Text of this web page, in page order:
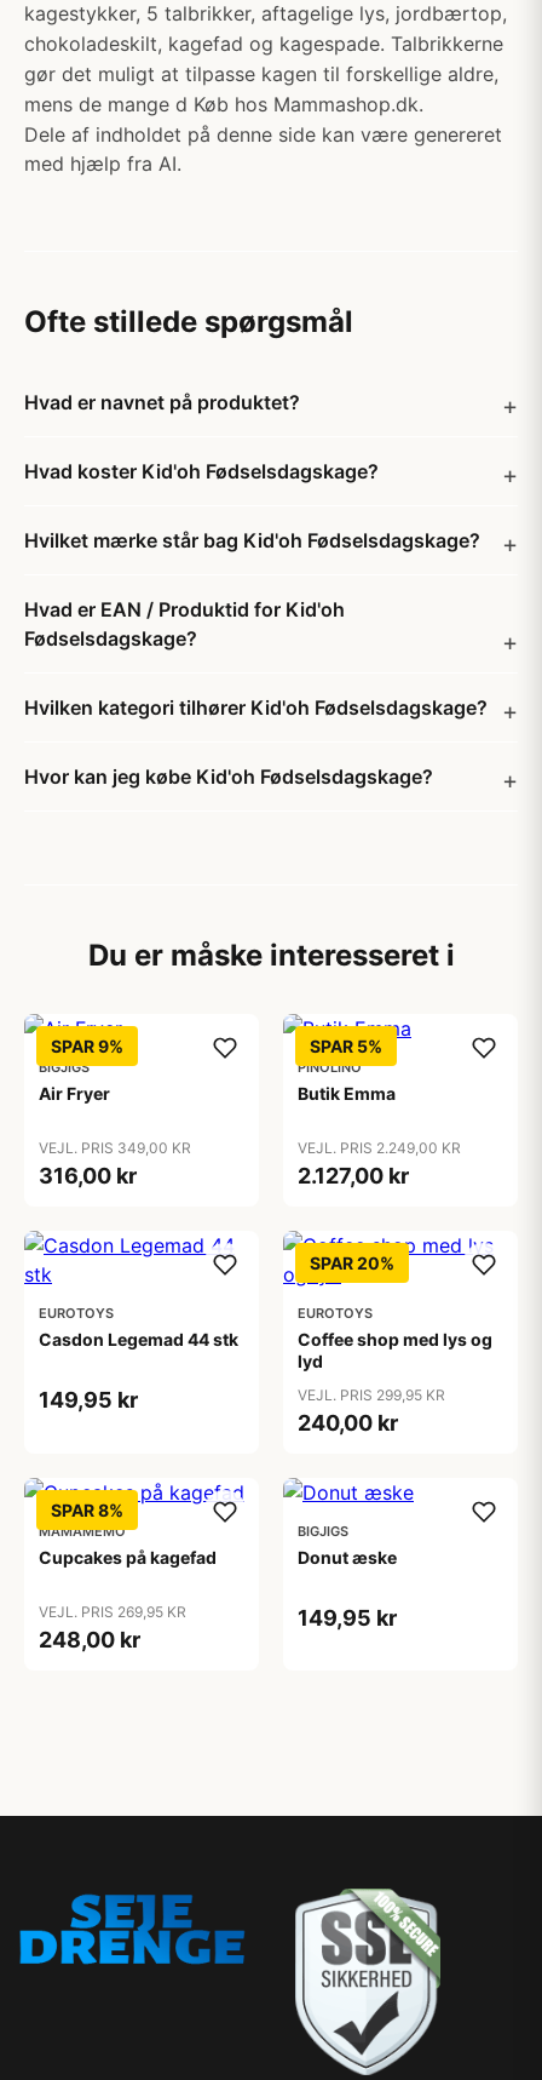
kagestykker, 5 talbrikker, aftagelige lys, jordbærtop,
chokoladeskilt, kagefad og kagespade. Talbrikkerne
gør det muligt at tilpasse kagen til forskellige aldre,
mens de mange d Køb hos Mammashop.dk.
Dele af indholdet på denne side kan være genereret
med hjælp fra AI.
Ofte stillede spørgsmål
Hvad er navnet på produktet?
Hvad koster Kid'oh Fødselsdagskage?
Hvilket mærke står bag Kid'oh Fødselsdagskage?
Hvad er EAN / Produktid for Kid'oh
Fødselsdagskage?
Hvilken kategori tilhører Kid'oh Fødselsdagskage?
Hvor kan jeg købe Kid'oh Fødselsdagskage?
Du er måske interesseret i
SPAR 9%
BIGJIGS
Air Fryer
VEJL. PRIS 349,00 KR
316,00 kr
SPAR 5%
PINOLINO
Butik Emma
VEJL. PRIS 2.249,00 KR
2.127,00 kr
EUROTOYS
Casdon Legemad 44 stk
149,95 kr
SPAR 20%
EUROTOYS
Coffee shop med lys og
lyd
VEJL. PRIS 299,95 KR
240,00 kr
SPAR 8%
MAMAMEMO
Cupcakes på kagefad
VEJL. PRIS 269,95 KR
248,00 kr
BIGJIGS
Donut æske
149,95 kr